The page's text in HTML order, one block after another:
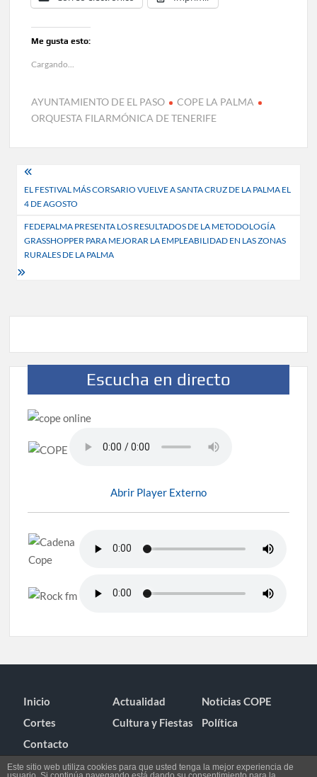
Me gusta esto:
Cargando...
AYUNTAMIENTO DE EL PASO
COPE LA PALMA
ORQUESTA FILARMÓNICA DE TENERIFE
Navegación
de
entradas
EL FESTIVAL MÁS CORSARIO VUELVE A SANTA CRUZ DE LA PALMA EL
4 DE AGOSTO
FEDEPALMA PRESENTA LOS RESULTADOS DE LA METODOLOGÍA
GRASSHOPPER PARA MEJORAR LA EMPLEABILIDAD EN LAS ZONAS
RURALES DE LA PALMA
Escucha en directo
Abrir Player Externo
Inicio Actualidad
Noticias COPE
Cortes
Cultura y Fiestas
Política
Contacto
Este sitio web utiliza cookies para que usted tenga la mejor experiencia de